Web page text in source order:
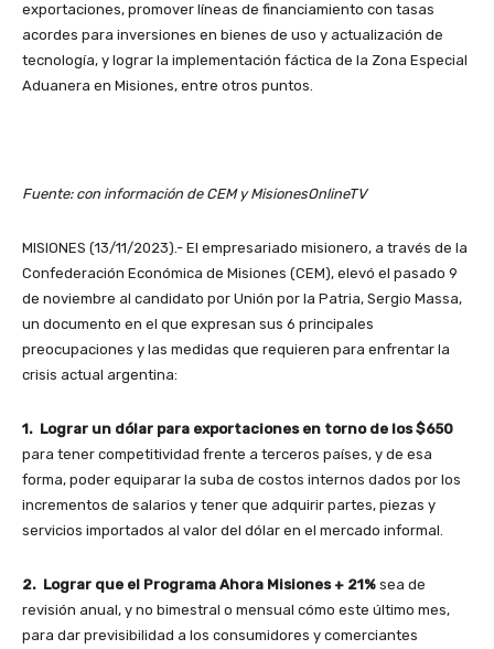
exportaciones, promover líneas de financiamiento con tasas
acordes para inversiones en bienes de uso y actualización de
tecnología, y lograr la implementación fáctica de la Zona Especial
Aduanera en Misiones, entre otros puntos.
Fuente: con información de CEM y MisionesOnlineTV
MISIONES (13/11/2023).- El empresariado misionero, a través de la
Confederación Económica de Misiones (CEM), elevó el pasado 9
de noviembre al candidato por Unión por la Patria, Sergio Massa,
un documento en el que expresan sus 6 principales
preocupaciones y las medidas que requieren para enfrentar la
crisis actual argentina:
1. Lograr un dólar para exportaciones en torno de los $650
para tener competitividad frente a terceros países, y de esa
forma, poder equiparar la suba de costos internos dados por los
incrementos de salarios y tener que adquirir partes, piezas y
servicios importados al valor del dólar en el mercado informal.
2. Lograr que el Programa Ahora Misiones + 21% sea de
revisión anual, y no bimestral o mensual cómo este último mes,
para dar previsibilidad a los consumidores y comerciantes